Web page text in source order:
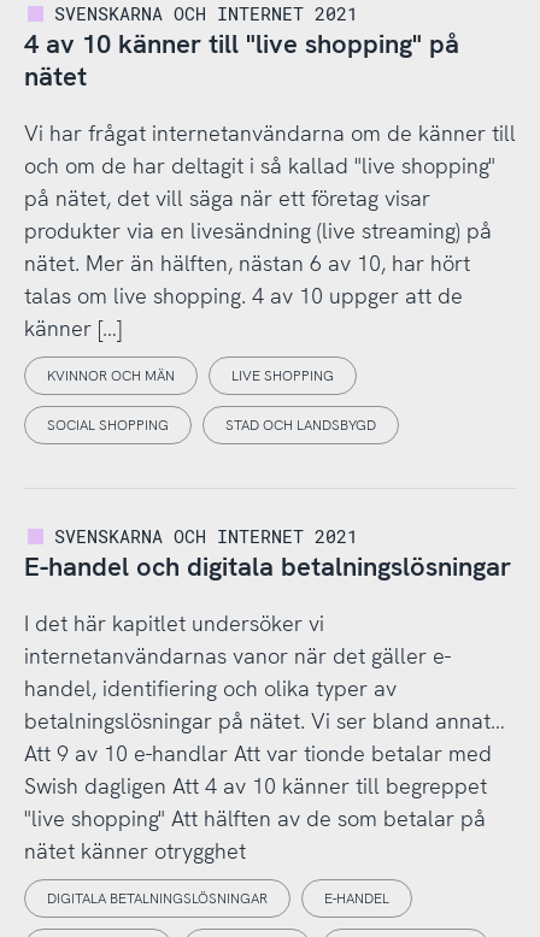
SVENSKARNA OCH INTERNET 2021
4 av 10 känner till "live shopping" på
nätet
Vi har frågat internetanvändarna om de känner till
och om de har deltagit i så kallad "live shopping"
på nätet, det vill säga när ett företag visar
produkter via en livesändning (live streaming) på
nätet. Mer än hälften, nästan 6 av 10, har hört
talas om live shopping. 4 av 10 uppger att de
känner […]
KVINNOR OCH MÄN LIVE SHOPPING
SOCIAL SHOPPING STAD OCH LANDSBYGD
SVENSKARNA OCH INTERNET 2021
E-handel och digitala betalningslösningar
I det här kapitlet undersöker vi
internetanvändarnas vanor när det gäller e-
handel, identifiering och olika typer av
betalningslösningar på nätet. Vi ser bland annat…
Att 9 av 10 e-handlar Att var tionde betalar med
Swish dagligen Att 4 av 10 känner till begreppet
"live shopping" Att hälften av de som betalar på
nätet känner otrygghet
DIGITALA BETALNINGSLÖSNINGAR E-HANDEL